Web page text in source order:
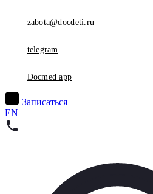
zabota@docdeti.ru
telegram
Docmed app
Записаться
EN